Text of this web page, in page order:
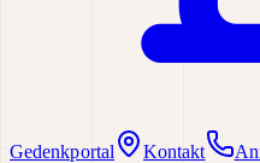
Gedenkportal Kontakt